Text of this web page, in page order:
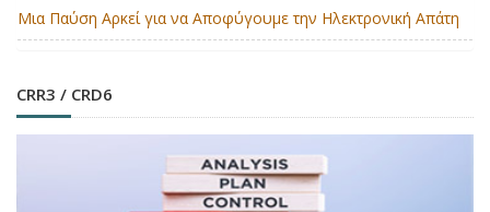
Μια Παύση Αρκεί για να Αποφύγουμε την Ηλεκτρονική Απάτη
CRR3 / CRD6